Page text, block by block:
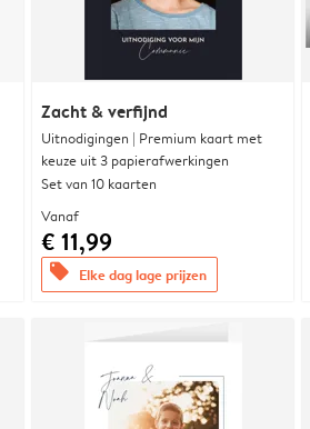
Zacht & verfijnd
Uitnodigingen | Premium kaart met
keuze uit 3 papierafwerkingen
Set van 10 kaarten
Vanaf
€ 11,99
offers Elke dag lage prijzen